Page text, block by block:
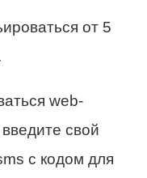
от 5
web-
свой
с кодом для